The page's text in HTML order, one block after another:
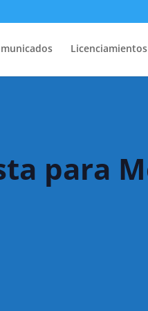
Licenciamientos
para